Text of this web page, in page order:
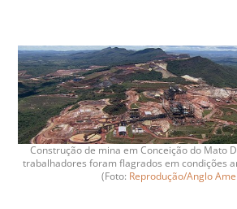
Construção de mina em Conceição do Mato
trabalhadores foram flagrados em condições
(Foto: Reprodução/Anglo